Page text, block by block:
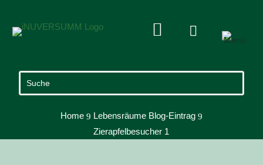
 
Home 9 Lebensräume Blog-Eintrag 9
Zierapfelbesucher 1